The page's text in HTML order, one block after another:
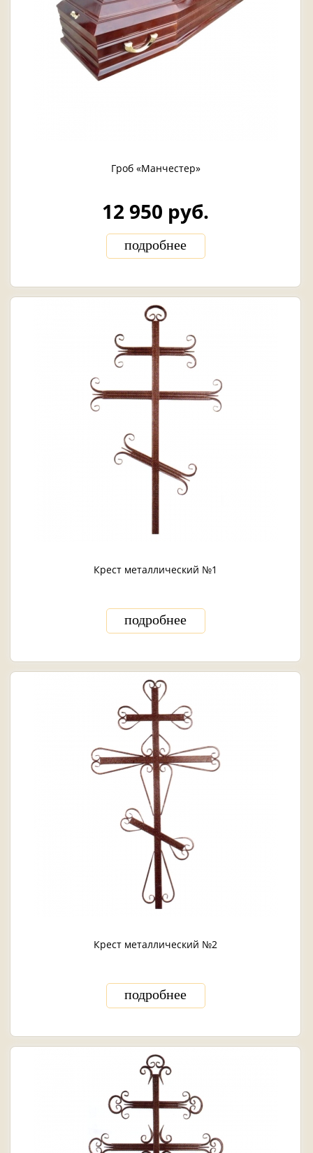
Гроб «Манчестер»
12 950 руб.
подробнее
Крест металлический №1
подробнее
Крест металлический №2
подробнее